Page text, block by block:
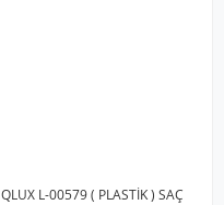
QLUX L-00579 ( PLASTİK ) SAÇ